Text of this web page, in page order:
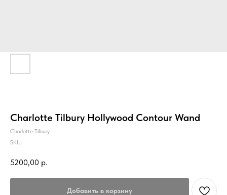
Charlotte Tilbury Hollywood Contour Wand
Charlotte Tilbury
SKU:
5200,00 р.
Добавить в корзину